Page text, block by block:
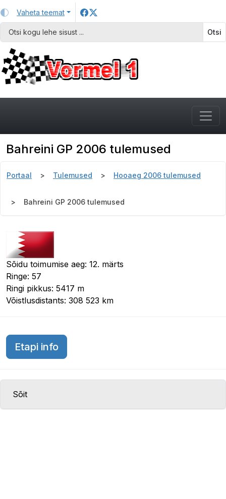
Vaheta teemat
Otsi
Bahreini GP 2006 tulemused
Portaal Tulemused Hooaeg 2006 tulemused
Bahreini GP 2006 tulemused
Sõidu toimumise aeg: 12. märts
Ringe: 57
Ringi pikkus: 5417 m
Võistlusdistants: 308 523 km
Etapi infoBahreini GP 2006
Sõit